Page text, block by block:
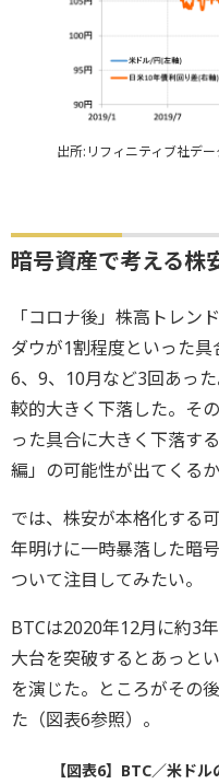
出所:リフィニティブ社デ
暗号資産で考える株
「コロナ後」株高トレン
ダウが1割程度といった
6、9、10月など3回あっ
較的大きく下落した。そ
った具合に大きく下落す
編」の可能性が出てくる
では、株安が本格化する
年明けに一時暴落した暗
ついて注目してみたい。
BTCは2020年12月に約3
大台を突破するとあっと
を演じた。ところがその
た（図表6参照）。
【図表6】BTC／米ドル